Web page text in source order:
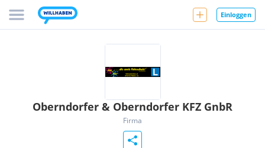
Einloggen
Oberndorfer & Oberndorfer KFZ GnbR
Firma